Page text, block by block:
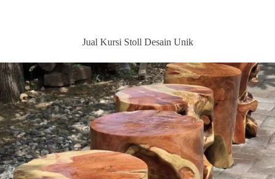
Jual Kursi Stoll Desain Unik